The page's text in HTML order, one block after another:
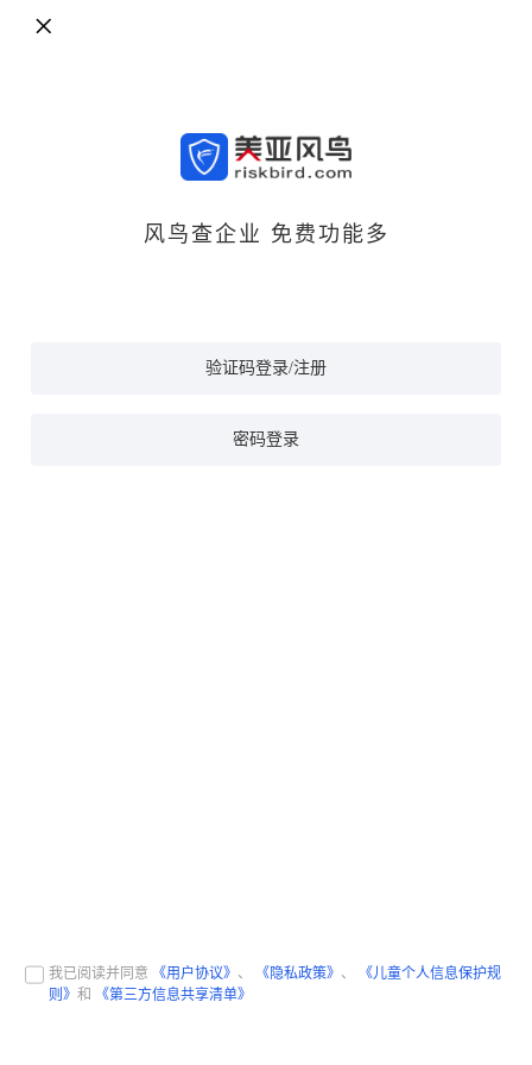
风鸟查企业 免费功能多
验证码登录/注册
密码登录
我已阅读并同意 《用户协议》 、 《隐私政策》 、
《儿童个人信息保护规
则》和 《第三方信息共享清单》